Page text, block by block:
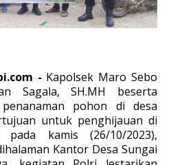
- Kapolsek Maro Sebo
Sagala, SH.MH beserta
pohon di desa
untuk penghijauan di
pada kamis (26/10/2023),
Kantor Desa Sungai